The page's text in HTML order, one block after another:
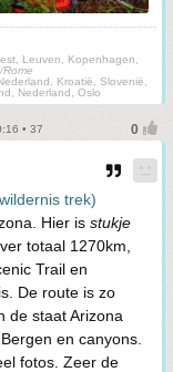
Leuven, Kopenhagen,
Kroatië, Slovenië,
Nederland, Oslo
• 37
trek)
Hier is stukje
totaal 1270km,
Trail en
De route is zo
de staat Arizona
en canyons.
fotos. Zeer de